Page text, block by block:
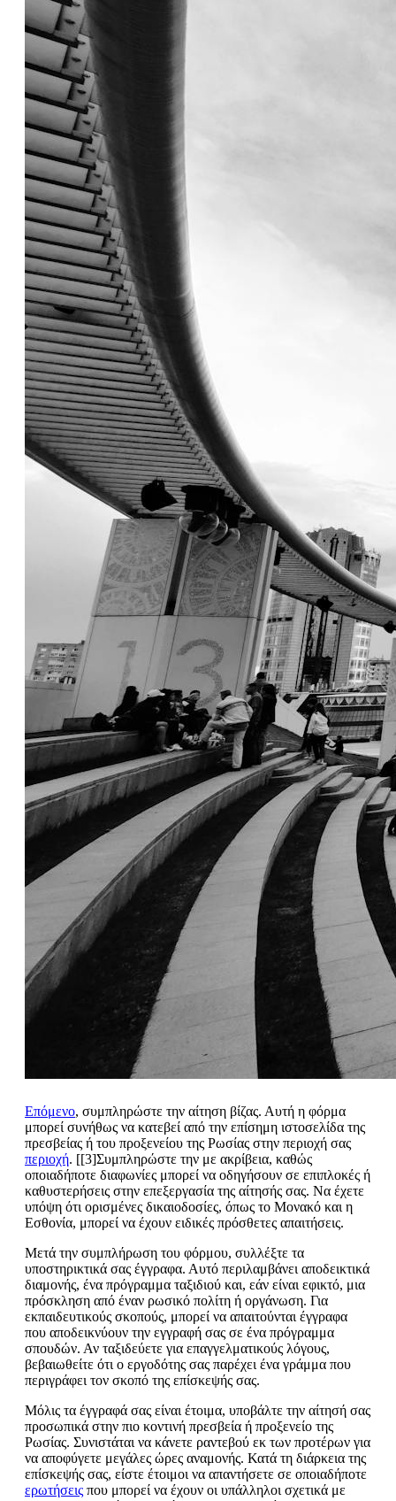
Επόμενο, συμπληρώστε την αίτηση βίζας. Αυτή η φόρμα
μπορεί συνήθως να κατεβεί από την επίσημη ιστοσελίδα της
πρεσβείας ή του προξενείου της Ρωσίας στην περιοχή σας
περιοχή. [[3]Συμπληρώστε την με ακρίβεια, καθώς
οποιαδήποτε διαφωνίες μπορεί να οδηγήσουν σε επιπλοκές ή
καθυστερήσεις στην επεξεργασία της αίτησής σας. Να έχετε
υπόψη ότι ορισμένες δικαιοδοσίες, όπως το Μονακό και η
Εσθονία, μπορεί να έχουν ειδικές πρόσθετες απαιτήσεις.
Μετά την συμπλήρωση του φόρμου, συλλέξτε τα
υποστηρικτικά σας έγγραφα. Αυτό περιλαμβάνει αποδεικτικά
διαμονής, ένα πρόγραμμα ταξιδιού και, εάν είναι εφικτό, μια
πρόσκληση από έναν ρωσικό πολίτη ή οργάνωση. Για
εκπαιδευτικούς σκοπούς, μπορεί να απαιτούνται έγγραφα
που αποδεικνύουν την εγγραφή σας σε ένα πρόγραμμα
σπουδών. Αν ταξιδεύετε για επαγγελματικούς λόγους,
βεβαιωθείτε ότι ο εργοδότης σας παρέχει ένα γράμμα που
περιγράφει τον σκοπό της επίσκεψής σας.
Μόλις τα έγγραφά σας είναι έτοιμα, υποβάλτε την αίτησή σας
προσωπικά στην πιο κοντινή πρεσβεία ή προξενείο της
Ρωσίας. Συνιστάται να κάνετε ραντεβού εκ των προτέρων για
να αποφύγετε μεγάλες ώρες αναμονής. Κατά τη διάρκεια της
επίσκεψής σας, είστε έτοιμοι να απαντήσετε σε οποιαδήποτε
ερωτήσεις που μπορεί να έχουν οι υπάλληλοι σχετικά με